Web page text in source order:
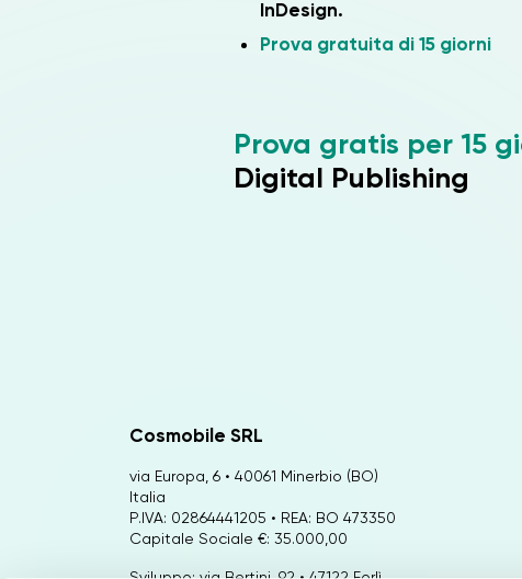
InDesign.
Prova gratuita di 15 giorni
Prova gratis per 15
Digital Publishing
Cosmobile SRL
via Europa, 6 • 40061 Minerbio (BO)
Italia
P.IVA: 02864441205 • REA: BO 473350
Capitale Sociale €: 35.000,00